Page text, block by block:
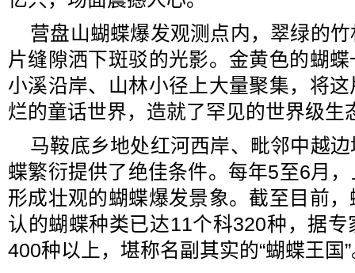
营盘山蝴蝶爆发观测点内，翠绿的
片缝隙洒下斑驳的光影。金黄色的蝴
小溪沿岸、山林小径上大量聚集，将
烂的童话世界，造就了罕见的世界级生
马鞍底乡地处红河西岸、毗邻中越
蝶繁衍提供了绝佳条件。每年5至6月
形成壮观的蝴蝶爆发景象。截至目前
认的蝴蝶种类已达11个科320种，据
400种以上，堪称名副其实的“蝴蝶王国